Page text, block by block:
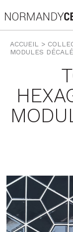
ACCUEIL >
MODULES